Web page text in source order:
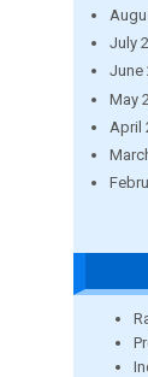
July
June
May
April